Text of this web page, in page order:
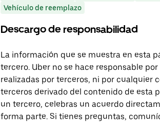
Vehículo de reemplazo
Descargo de responsabilidad
La información que se muestra en esta
tercero. Uber no se hace responsable
realizadas por terceros, ni por cualquier
terceros derivado del contenido de esta
un tercero, celebras un acuerdo
forma parte. Si tienes preguntas,